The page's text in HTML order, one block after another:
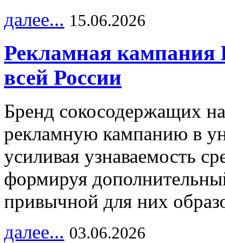
далее... 15.06.2026
Рекламная
всей России
Бренд сокосодержащих
рекламную кампанию в
усиливая узнаваемость
формируя
привычной для них
далее... 03.06.2026